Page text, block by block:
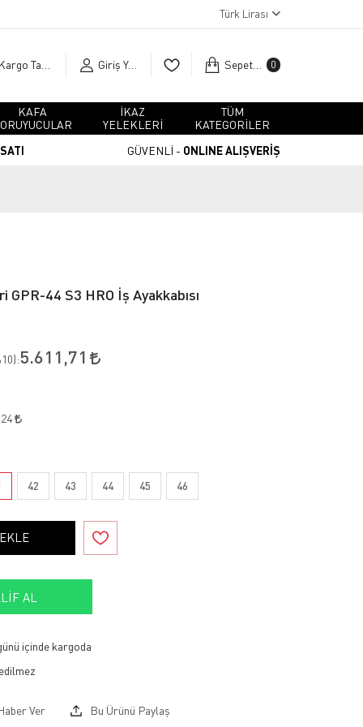
Türk Lirası
Giriş Yap Sepetim 0
KAFA
İKAZ
YELEKLERİ
TÜM
KATEGORİLER
GÜVENLİ - ONLINE ALIŞVERİŞ
GPR-44 S3 HRO İş Ayakkabısı
):5.611,71
42 43 44 45 46
AL
içinde kargoda
Ver Bu Ürünü Paylaş